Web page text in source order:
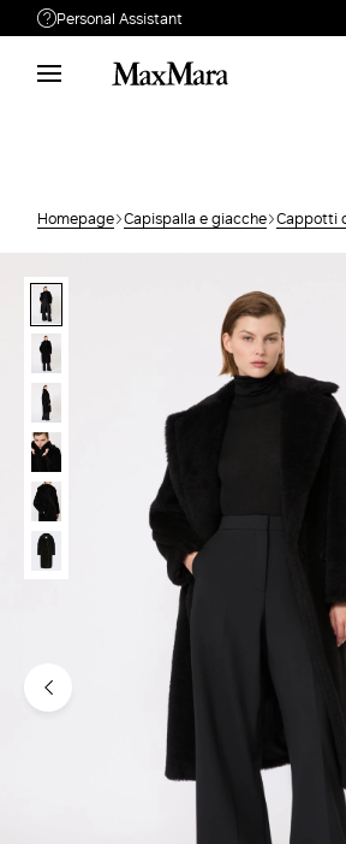
Personal Assistant
Hai bisogno di aiuto?
Telefono: lun / ven 09:00 - 18:00
Homepage Capispalla e giacche Cappotti